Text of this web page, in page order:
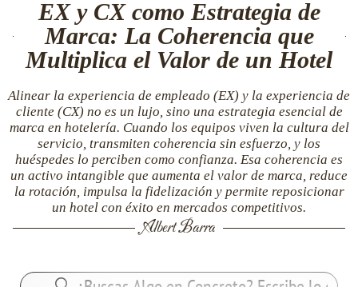
EX y CX como Estrategia de
Marca: La Coherencia que
Multiplica el Valor de un Hotel
Alinear la experiencia de empleado (EX) y la experiencia de
cliente (CX) no es un lujo, sino una estrategia esencial de
marca en hotelería. Cuando los equipos viven la cultura del
servicio, transmiten coherencia sin esfuerzo, y los
huéspedes lo perciben como confianza. Esa coherencia es
un activo intangible que aumenta el valor de marca, reduce
la rotación, impulsa la fidelización y permite reposicionar
un hotel con éxito en mercados competitivos.
Albert Barra
Buscar: